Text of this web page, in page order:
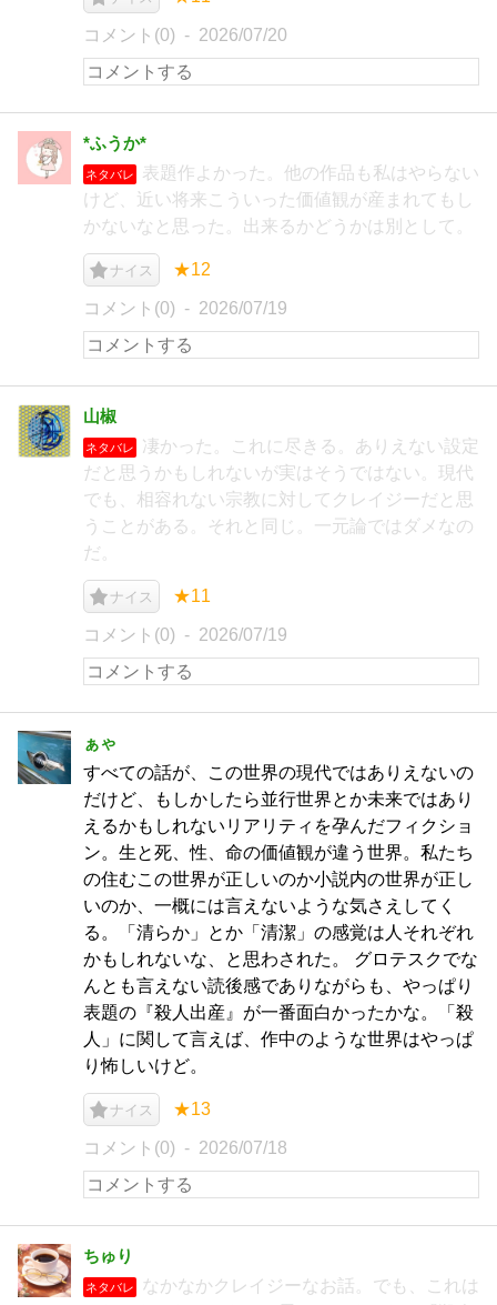
コメント(0) 2026/07/20
*ふうか*
ネタバレ
表題作よかった。他の作品も私はやらない
けど、近い将来こういった価値観が産まれてもし
かないなと思った。出来るかどうかは別として。
ナイス ★12
コメント(0) 2026/07/19
山椒
ネタバレ
凄かった。これに尽きる。ありえない設定
だと思うかもしれないが実はそうではない。現代
でも、相容れない宗教に対してクレイジーだと思
うことがある。それと同じ。一元論ではダメなの
だ。
ナイス ★11
コメント(0) 2026/07/19
ぁゃ
すべての話が、この世界の現代ではありえないの
だけど、もしかしたら並行世界とか未来ではあり
えるかもしれないリアリティを孕んだフィクショ
ン。生と死、性、命の価値観が違う世界。私たち
の住むこの世界が正しいのか小説内の世界が正し
いのか、一概には言えないような気さえしてく
る。「清らか」とか「清潔」の感覚は人それぞれ
かもしれないな、と思わされた。 グロテスクでな
んとも言えない読後感でありながらも、やっぱり
表題の『殺人出産』が一番面白かったかな。「殺
人」に関して言えば、作中のような世界はやっぱ
り怖しいけど。
ナイス ★13
コメント(0) 2026/07/18
ちゅり
ネタバレ
なかなかクレイジーなお話。でも、これは